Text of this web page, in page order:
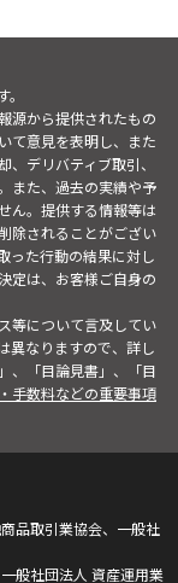
源から提供されたもの
て意見を表明し、また
デリバティブ取引、
また、過去の実績や予
ん。提供する情報等は
除されることがござい
った行動の結果に対し
定は、お客様ご自身の
等について言及してい
異なりますので、詳し
、「目論見書」、「目
手数料などの重要事項
品取引業協会、一般社
般社団法人 資産運用業